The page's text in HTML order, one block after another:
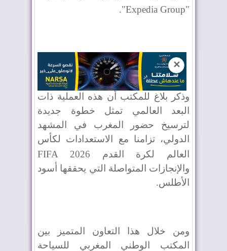
"
Expedia Group
".
✕
وذكر بلاغ للمكتب أن هذه العملية ذات
البعد العالمي تمثل خطوة جديدة
لترسيخ حضور المغرب في المشهد
الدولي، تزامنا مع الاستعدادات لكأس
العالم لكرة القدم FIFA 2026
والإنجازات المتواصلة التي يحققها أسود
الأطلس.
ومن خلال هذا التعاون المتميز بين
المكتب الوطني المغربي للسياحة